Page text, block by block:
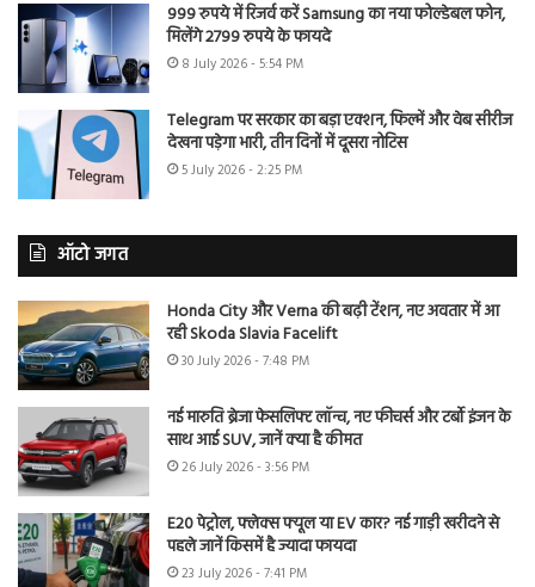
999 रुपये में रिजर्व करें Samsung का नया फोल्डेबल फोन,
मिलेंगे 2799 रुपये के फायदे
8 July 2026 - 5:54 PM
Telegram पर सरकार का बड़ा एक्शन, फिल्में और वेब सीरीज
देखना पड़ेगा भारी, तीन दिनों में दूसरा नोटिस
5 July 2026 - 2:25 PM
ऑटो जगत
Honda City और Verna की बढ़ी टेंशन, नए अवतार में आ
रही Skoda Slavia Facelift
30 July 2026 - 7:48 PM
नई मारुति ब्रेजा फेसलिफ्ट लॉन्च, नए फीचर्स और टर्बो इंजन के
साथ आई SUV, जानें क्या है कीमत
26 July 2026 - 3:56 PM
E20 पेट्रोल, फ्लेक्स फ्यूल या EV कार? नई गाड़ी खरीदने से
पहले जानें किसमें है ज्यादा फायदा
23 July 2026 - 7:41 PM